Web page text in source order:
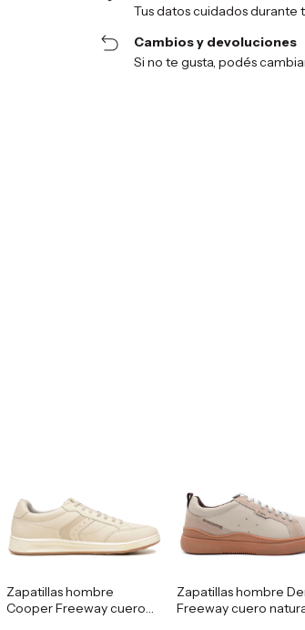
Tus datos cuidados durante
Cambios y devoluciones
Si no te gusta, podés
Zapatillas hombre
Cooper Freeway cuero
Zapatillas hombre
Freeway cuero